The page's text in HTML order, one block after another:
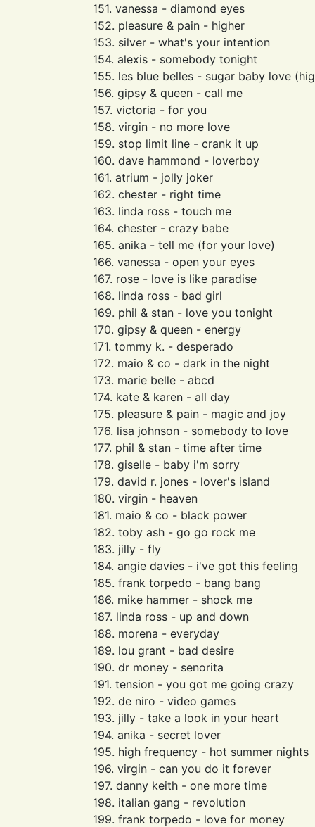
151. vanessa - diamond eyes
152. pleasure & pain - higher
153. silver - what's your intention
154. alexis - somebody tonight
155. les blue belles - sugar baby love
156. gipsy & queen - call me
157. victoria - for you
158. virgin - no more love
159. stop limit line - crank it up
160. dave hammond - loverboy
161. atrium - jolly joker
162. chester - right time
163. linda ross - touch me
164. chester - crazy babe
165. anika - tell me (for your love)
166. vanessa - open your eyes
167. rose - love is like paradise
168. linda ross - bad girl
169. phil & stan - love you tonight
170. gipsy & queen - energy
171. tommy k. - desperado
172. maio & co - dark in the night
173. marie belle - abcd
174. kate & karen - all day
175. pleasure & pain - magic and joy
176. lisa johnson - somebody to love
177. phil & stan - time after time
178. giselle - baby i'm sorry
179. david r. jones - lover's island
180. virgin - heaven
181. maio & co - black power
182. toby ash - go go rock me
183. jilly - fly
184. angie davies - i've got this feeling
185. frank torpedo - bang bang
186. mike hammer - shock me
187. linda ross - up and down
188. morena - everyday
189. lou grant - bad desire
190. dr money - senorita
191. tension - you got me going crazy
192. de niro - video games
193. jilly - take a look in your heart
194. anika - secret lover
195. high frequency - hot summer nights
196. virgin - can you do it forever
197. danny keith - one more time
198. italian gang - revolution
199. frank torpedo - love for money